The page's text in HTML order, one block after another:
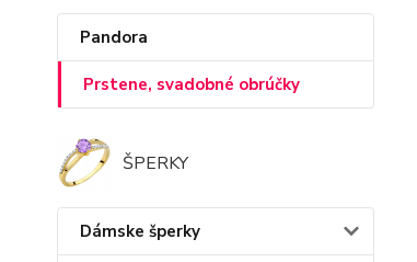
Pandora
Prstene, svadobné obrúčky
ŠPERKY
Dámske šperky